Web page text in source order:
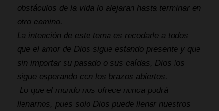
obstáculos de la vida lo alejaran hasta terminar en
otro camino.
La intención de este tema es recodarle a todos
que el amor de Dios sigue estando presente y que
sin importar su pasado o sus caídas, Dios los
sigue esperando con los brazos abiertos.
Lo que el mundo nos ofrece nunca podrá
llenarnos, pues solo Dios puede llenar nuestros